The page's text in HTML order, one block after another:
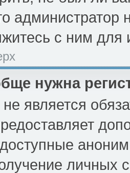
администратор
с ним для
нужна
не является
личных